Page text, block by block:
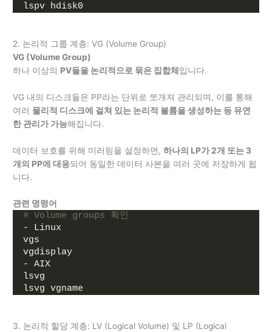
lspv hdisk0
2. 논리적 그룹 계층: VG (Volume Group)
VG (Volume Group)
하나 이상의 PV들을 논리적으로 묶은 집합체 입니다.
VG 내의 디스크들은 PP라는 단위로 쪼개져 관리되며, 이를 통해
여러 물리적 디스크에 걸쳐 있는 논리적 볼륨을 생성하는 등 유연
한 관리가 가능해집니다.
데이터 보호를 위해 미러링을 설정하면,하나의 LP가 2개 또는 3
개의 PP에 대응되어 동일한 데이터 사본을 여러 곳에 저장하게 됩
니다.
관련 명령어
# Volume groups 확인
- Linux
vgs
vgdisplay
- AIX
lsvg
lsvg vgname
3. 논리적 할당 계층: LV (Logical Volume) 및 LP (Logical